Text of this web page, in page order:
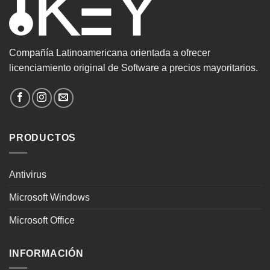
Compañía Latinoamericana orientada a ofrecer
licenciamiento original de Software a precios mayoritarios.
PRODUCTOS
Antivirus
Microsoft Windows
Microsoft Office
INFORMACIÓN